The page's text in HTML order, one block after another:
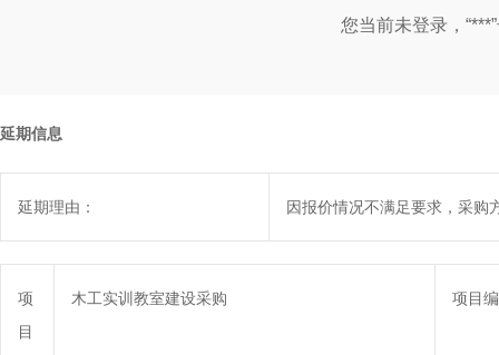
您当前未登录，
延期信息
延期理由： 因报价情况不满足要求，采购
项
目
木工实训教室建设采购 项目